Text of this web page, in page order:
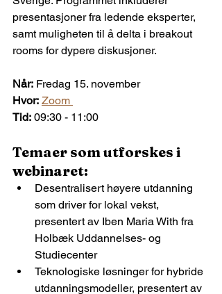
presentasjoner fra ledende eksperter,
samt muligheten til å delta i breakout
rooms for dypere diskusjoner.
Når: Fredag 15. november
Hvor: Zoom
Tid: 09:30 - 11:00
Temaer som utforskes i
webinaret:
Desentralisert høyere utdanning
som driver for lokal vekst,
presentert av Iben Maria With fra
Holbæk Uddannelses- og
Studiecenter
Teknologiske løsninger for hybride
utdanningsmodeller, presentert av